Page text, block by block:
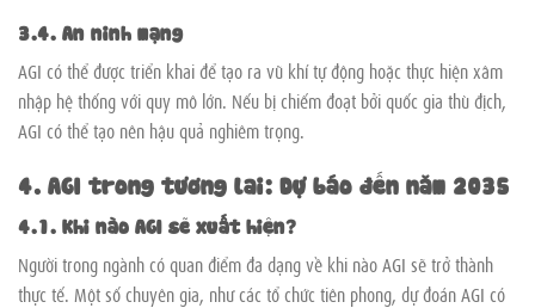
3.4. An ninh mạng
AGI có thể được triển khai để tạo ra vũ khí tự động hoặc thực hiện xâm
nhập hệ thống với quy mô lớn. Nếu bị chiếm đoạt bởi quốc gia thù địch,
AGI có thể tạo nên hậu quả nghiêm trọng.
4. AGI trong tương lai: Dự báo đến năm 2035
4.1. Khi nào AGI sẽ xuất hiện?
Người trong ngành có quan điểm đa dạng về khi nào AGI sẽ trở thành
thực tế. Một số chuyên gia, như các tổ chức tiên phong, dự đoán AGI có